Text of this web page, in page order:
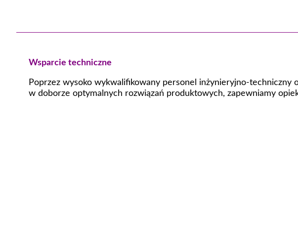
Wsparcie techniczne
Poprzez wysoko wykwalifikowany personel inżynieryjno-
w doborze optymalnych rozwiązań produktowych, zapewniamy